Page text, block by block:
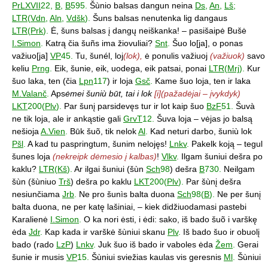
PrLXVII22, B, B595. Šùnio balsas dangun neina Ds, An, Lš;
LTR(Vdn, Aln, Vdšk). Šuns balsas nenutenka lig dangaus
LTR(Prk). Ė, šuns balsas į dangų neiškanka! – pasišaipė Bušė
I.Simon. Katrą čia šuñs ima žiovuliai? Snt. Šuo lo[ja], o ponas
važiuo[ja] VP45. Tu, šunél, loj(lok), ė ponulis važiuoj (važiuok) savo
keliu Prng. Eik, šunie, eik, uodega, eik patsai, ponai LTR(Mrj). Kur
šuo laka, ten (čia Lpn117) ir loja Gsč. Kame šuo loja, ten ir laka
M.Valanč. Apsėmei šuniù būt, tai i lok[i](pažadėjai – įvykdyk)
LKT200(Plv). Par šunį parsidevęs tur ir lot kaip šuo BzF51. Šuvà
ne tik loja, ale ir ankąstie gali GrvT12. Šuva loja – vėjas jo balsą
nešiojaA.Vien. Būk šuõ, tik nelokAl. Kad neturi darbo, šuniù lok
Pšl. A kad tu paspringtum, šunim nelojęs! Lnkv. Pakelk koją – tegul
šunes loja (nekreipk dėmesio į kalbas)! Vlkv. Ilgam šuniui dešra po
kaklu? LTR(Kš). Ar ilgai šuniui (šùn Sch98) dešra B730. Neilgam
šùn (šùniuo Trš) dešra po kaklu LKT200(Plv). Par šùnį dešra
nesiunčiama Jrb. Ne pro šunìs balta duona Sch98(B). Ne per šunį
balta duona, ne per katę lašiniai, – kiek didžiuodamasi pastebi
Karalienė I.Simon. O ka nori ėsti, i ėdi: sako, iš bado šuõ i varškę
ėda Jdr. Kap kada ir varškė šùniui skanu Plv. Iš bado šuo ir obuolį
bado (rado LzP) Lnkv. Juk šuo iš bado ir vaboles ėda Žem. Gerai
šunie ir musis VP15. Šùniui sviežias kaulas vis geresnis Ml. Šùniui